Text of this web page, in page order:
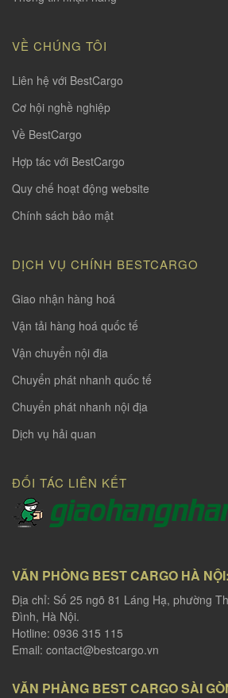
VỀ CHÚNG TÔI
Liên hệ với BestCargo
Cơ hội nghề nghiệp
Về BestCargo
Hợp tác với BestCargo
Quy chế hoạt động website
Chính sách bảo mật
DỊCH VỤ CHÍNH BESTCARGO
Giao nhận hàng hoá
Vận tải hàng hoá quốc tế
Vận chuyển nội địa
Chuyển phát nhanh quốc tế
Chuyển phát nhanh nội địa
Dịch vụ hải quan
ĐỐI TÁC LIÊN KẾT
VĂN PHÒNG BEST CARGO HÀ NỘI:
Địa chỉ: Số 25 ngõ 81 Láng Hạ, phường
Đình, Hà Nội.
Hotline: 0936 315 115
Email: contact@bestcargo.vn
VĂN PHÀNG BEST CARGO SÀI